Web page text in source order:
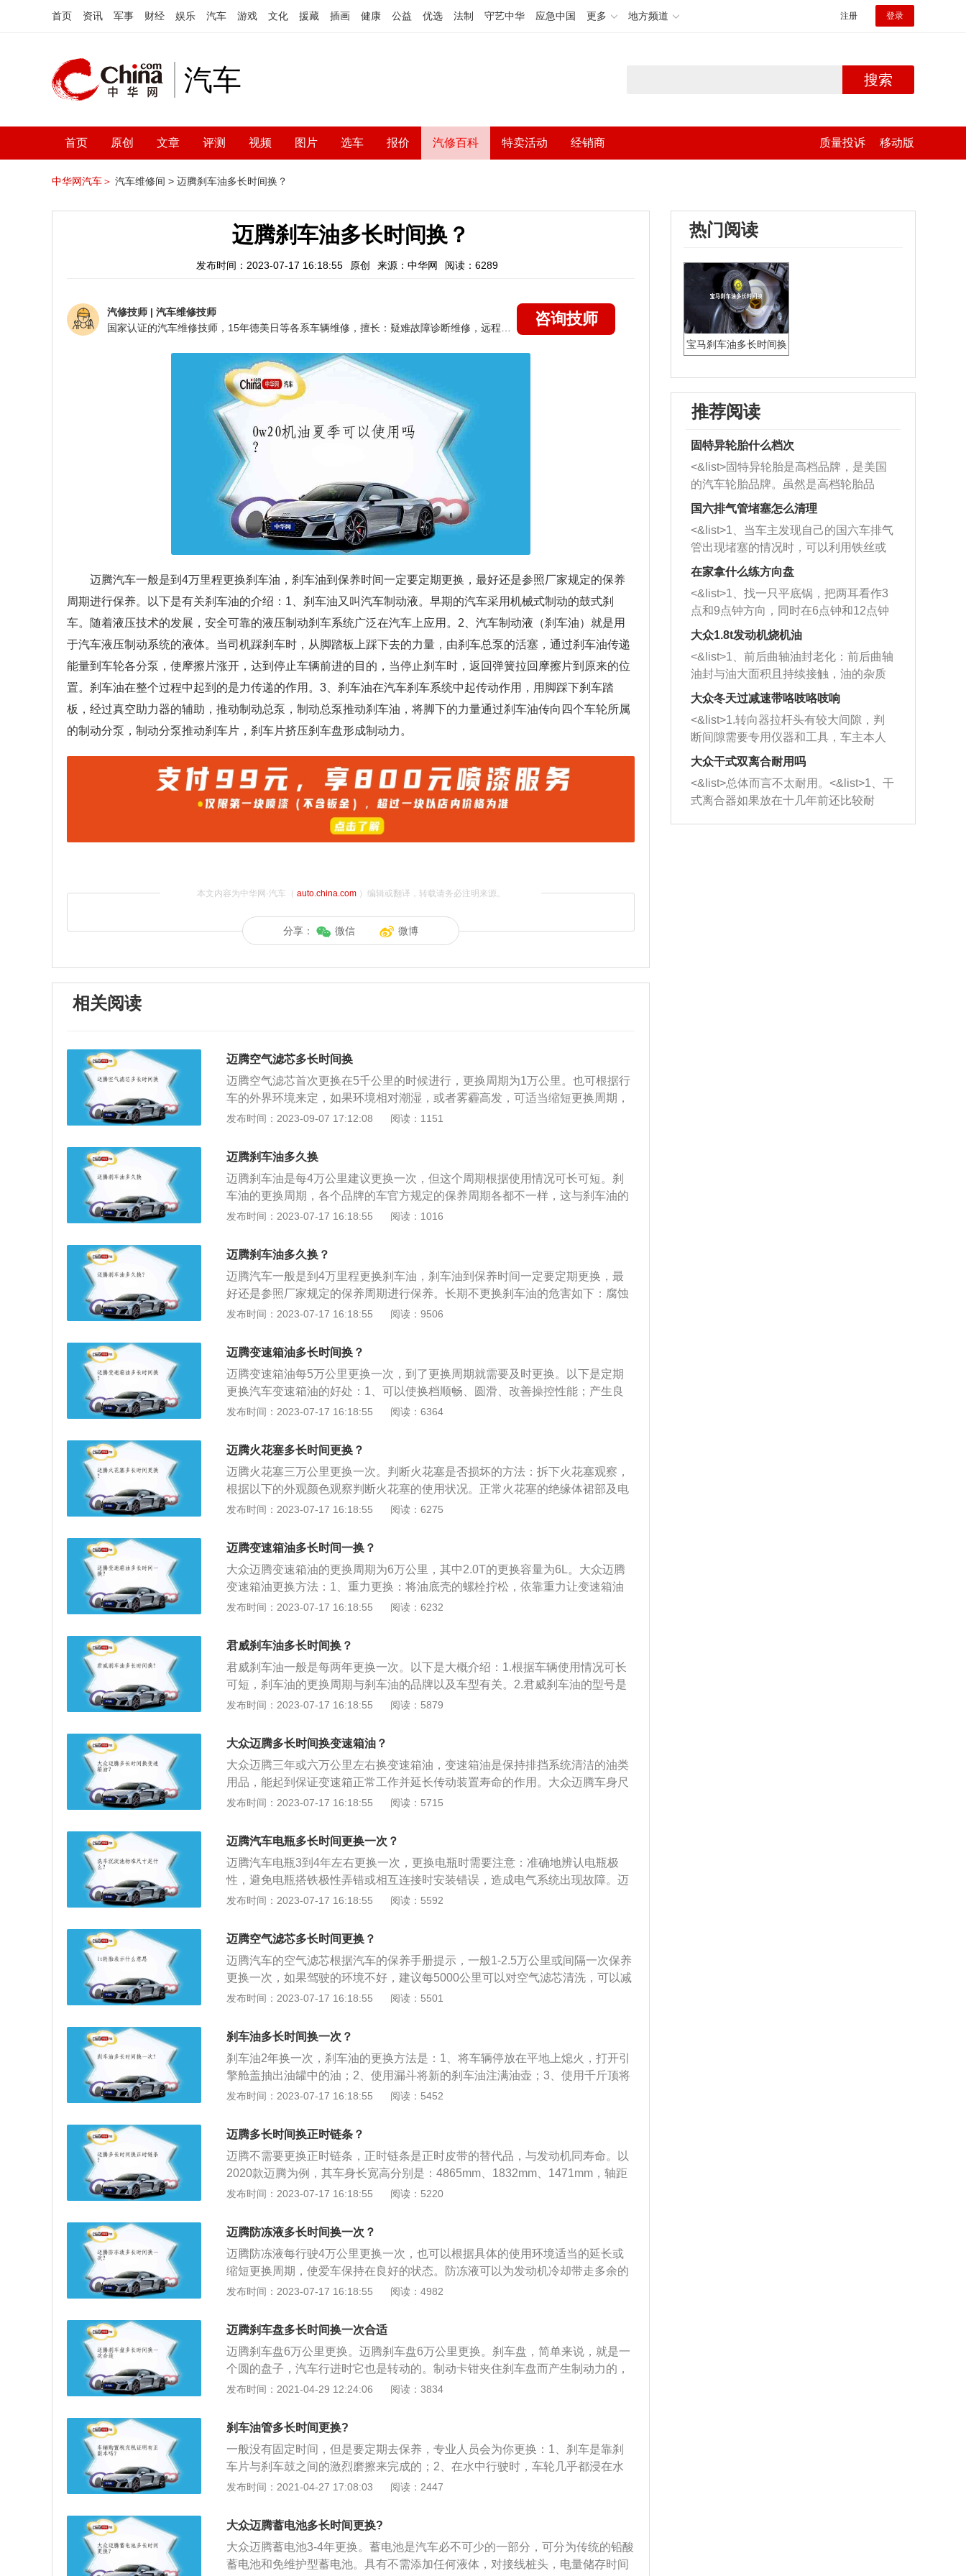
首页 资讯 军事 财经 娱乐 汽车 游戏 文化 援藏 插画 健康 公益 优选 法制 守艺中华 应急中国 更多 地方频道 注册 登录
汽车 搜索
首页 原创 文章 评测 视频 图片 选车 报价 汽修百科 特卖活动 经销商 质量投诉 移动版
中华网汽车＞ 汽车维修间 > 迈腾刹车油多长时间换？
迈腾刹车油多长时间换？
发布时间：2023-07-17 16:18:55 原创 来源：中华网 阅读：6289
汽修技师 | 汽车维修技师
咨询技师
迈腾汽车一般是到4万里程更换刹车油，刹车油到保养时间一定要定期更换，最好还是参照厂家规定的保养
周期进行保养。以下是有关刹车油的介绍：1、刹车油又叫汽车制动液。早期的汽车采用机械式制动的鼓式刹
车。随着液压技术的发展，安全可靠的液压制动刹车系统广泛在汽车上应用。2、汽车制动液（刹车油）就是用
于汽车液压制动系统的液体。当司机踩刹车时，从脚踏板上踩下去的力量，由刹车总泵的活塞，通过刹车油传递
能量到车轮各分泵，使摩擦片涨开，达到停止车辆前进的目的，当停止刹车时，返回弹簧拉回摩擦片到原来的位
置。刹车油在整个过程中起到的是力传递的作用。3、刹车油在汽车刹车系统中起传动作用，用脚踩下刹车踏
板，经过真空助力器的辅助，推动制动总泵，制动总泵推动刹车油，将脚下的力量通过刹车油传向四个车轮所属
的制动分泵，制动分泵推动刹车片，刹车片挤压刹车盘形成制动力。
本文内容为中华网·汽车（ auto.china.com）编辑或翻译，转载请务必注明来源。
分享： 微信 微博
相关阅读
迈腾空气滤芯多长时间换
迈腾空气滤芯首次更换在5千公里的时候进行，更换周期为1万公里。也可根据行
车的外界环境来定，如果环境相对潮湿，或者雾霾高发，可适当缩短更换周期，
汽车的空气滤清器滤芯根据进气形式和发动机的结构不同决定位置不同，空气滤
车、农用机车、实验室、无菌操作室及各种精密操作室中的空气过滤器。比如发
动机在工作过程中要吸进大量的空气，如果空气不经过滤清，空气中悬浮的尘埃
被吸入气缸中，就会加速活塞组及气缸的磨损，较大的颗粒进入活塞与气缸之
间，会造成严重的拉缸现象，这在干燥多沙的工作环境中尤为严重，空气滤清器
装在化油器或进气管的前方，起到滤除空气中灰尘、砂粒的作用，保证气缸中进
发布时间：2023-09-07 17:12:08 阅读：1151
迈腾刹车油多久换
迈腾刹车油是每4万公里建议更换一次，但这个周期根据使用情况可长可短。刹
车油的更换周期，各个品牌的车官方规定的保养周期各都不一样，这与刹车油的
品牌以及车型有关，刹车油有一定的腐蚀性，吸水性也比较强，现在好些维修站
油到了保养时间一定要定期更换，刹车油是否更换，主要取决于刹车油中的水含
量，由于刹车油具有很强的吸水性，随着时间推移制动管路内会产生大量的水
分。在刹车系统工作时会产生高温，刹车油中的水会气化变成气泡，这样气泡就
很容易被压缩。所以会出现刹车发软，制动无力等危险现象，也就是说刹车系统
的的制动效果，会大打折扣。所以最好定期用刹车油检测仪，来测量刹车油内部
必须尽快更换了。
发布时间：2023-07-17 16:18:55 阅读：1016
迈腾刹车油多久换？
迈腾汽车一般是到4万里程更换刹车油，刹车油到保养时间一定要定期更换，最
好还是参照厂家规定的保养周期进行保养。长期不更换刹车油的危害如下：腐蚀
制动系统：刹车油本身具有亲水性。如果长时间不更换，刹车油就会腐蚀制动系
成制动压力不足，影响到制动效果。当温度升高达到沸点时，刹车油内部的水分
就会沸腾，并产生大量的气泡。这样一来，刹车管路里存在大量气体，当踩下刹
车踏板的时候，就会明显地感觉到非常软，制动力严重不足。
发布时间：2023-07-17 16:18:55 阅读：9506
迈腾变速箱油多长时间换？
迈腾变速箱油每5万公里更换一次，到了更换周期就需要及时更换。以下是定期
更换汽车变速箱油的好处：1、可以使换档顺畅、圆滑、改善操控性能；产生良
好的抗氧化性，减少机件的锈蚀。2、良好的极压添加成份，对齿轮组提供极佳
选用高质量的品牌变速箱油，可以有效保护齿轮，降低磨损，使车辆运行更轻
松，节约燃油，还可以延长油品使用寿命，降低保养及维修费用。
发布时间：2023-07-17 16:18:55 阅读：6364
迈腾火花塞多长时间更换？
迈腾火花塞三万公里更换一次。判断火花塞是否损坏的方法：拆下火花塞观察，
根据以下的外观颜色观察判断火花塞的使用状况。正常火花塞的绝缘体裙部及电
极呈灰白色、灰黄色或浅棕色。工作正常的火花塞其绝缘体裙部为赤褐色，电极
本身并没有损坏，清除油污和沉积物后可以继续使用。如果火花塞损坏严重，顶
端出现起疤、黑色纹路、破裂、电极熔化等现象，则应找出损坏的原因，排除故
障后，更换新的火花塞，此外，如果火花塞呈现的是烟熏过的黑色，表明火花塞
冷热型选错或混合气浓，机油上窜。
发布时间：2023-07-17 16:18:55 阅读：6275
迈腾变速箱油多长时间一换？
大众迈腾变速箱油的更换周期为6万公里，其中2.0T的更换容量为6L。大众迈腾
变速箱油更换方法：1、重力更换：将油底壳的螺栓拧松，依靠重力让变速箱油
流出。优点：方法最简单，缺点：不能将变速箱油不能全部排出。2、循环机更
过压力新变速箱油会将旧变速箱油推动排出。3、拆卸油底壳换油：直接从根源
清洁，更加干净，同时可以将变速箱油滤进行清洗。
发布时间：2023-07-17 16:18:55 阅读：6232
君威刹车油多长时间换？
君威刹车油一般是每两年更换一次。以下是大概介绍：1.根据车辆使用情况可长
可短，刹车油的更换周期与刹车油的品牌以及车型有关。2.君威刹车油的型号是
DOT4。以下是君威长时间不更换刹车油的后果：虽然刹车油的更换周期比较
长会损坏整个制动系统（维修费可要高达上千元），甚至导致刹车失灵。
发布时间：2023-07-17 16:18:55 阅读：5879
大众迈腾多长时间换变速箱油？
大众迈腾三年或六万公里左右换变速箱油，变速箱油是保持排挡系统清洁的油类
用品，能起到保证变速箱正常工作并延长传动装置寿命的作用。大众迈腾车身尺
寸是：长4865mm、宽1832mm、高1471mm，轴距是2871mm，油箱容积为66
发动机，与其匹配的是7挡双离合变速箱，最大功率为110千瓦，最大功率转速为
每分钟5000到6000转，最大扭矩为250牛米，最大扭矩转速为每分钟1750到300
0转。
发布时间：2023-07-17 16:18:55 阅读：5715
迈腾汽车电瓶多长时间更换一次？
迈腾汽车电瓶3到4年左右更换一次，更换电瓶时需要注意：准确地辨认电瓶极
性，避免电瓶搭铁极性弄错或相互连接时安装错误，造成电气系统出现故障。迈
腾是一汽大众旗下一款中型车，其车身尺寸是：长4865mm、宽1832mm、高147
大功率是110kw，最大功率转速是每分钟5000到6000rpm，与其匹配的是7挡双
发布时间：2023-07-17 16:18:55 阅读：5592
迈腾空气滤芯多长时间更换？
迈腾汽车的空气滤芯根据汽车的保养手册提示，一般1-2.5万公里或间隔一次保养
更换一次，如果驾驶的环境不好，建议每5000公里可以对空气滤芯清洗，可以减
少节气门油泥的产生。汽车的空气滤清器滤芯根据进气形式和发动机的结构不同
两种，分干式和湿式的，干式的用纸或有机材料制成，湿式的用金属丝网制成。
空气滤芯的作用：过滤空气中的微粒杂质，保证气缸中进入足量清洁的空气，防
止空气中飘浮的尘埃被吸入发动机中，加速活塞组及气缸的磨损。空气滤芯：是
一种过滤器，又叫空气滤筒、空气滤清器、风格等。主要用于工程机车、汽车、
农用机车、实验室、无菌操作室及各种精密操作室中的空气过滤器。发动机在工
缸中，就会加速活塞组及气缸的磨损。较大的颗粒进入活塞与气缸之间，会造成
严重的拉缸现象，这在干燥多沙的工作环境中尤为严重。空气滤清器装在化油器
或进气管的前方，起到滤除空气中灰尘、砂粒的作用，保证气缸中进入足量、清
气不足，使燃油燃烧不充分，导致发动机工作不稳定，动力下降、耗油量增加的
中微粒杂质的装置，由一个或几个清洁空气的滤清器部件组成，其主要作用是滤
除将要进入汽缸的空气中有害杂质，以减少汽缸、活塞、活塞环、气门及气门座
的早期磨损。因此，空气在进入气缸之前，必须先经过空气滤清器的细密的过
滤，才能进入气缸。关于空气滤芯注意事项：工作了一段时间后的空气滤清器要
它去捕获更多的微小的灰尘。看上去很脏了的空气滤清器，并不代表它已经不能
正常工作了。车辆行驶的时间或里程，这些只是参考值，是否要更换是要看实际
情况，例如：它是否已经无法让足够的空气通过了。空气滤清器要保证过滤掉空
气中的杂质，同时让足够的空气进入发动机。
发布时间：2023-07-17 16:18:55 阅读：5501
刹车油多长时间换一次？
刹车油2年换一次，刹车油的更换方法是：1、将车辆停放在平地上熄火，打开引
擎舱盖抽出油罐中的油；2、使用漏斗将新的刹车油注满油壶；3、使用千斤顶将
车辆顶起，从后轮开始卸轮胎；4、取掉刹车分泵上的橡胶防尘帽；5、使用扳手
观察放油情况直至引擎舱内储油罐的油量达到下限。刹车油有蓖麻油醇型、合成
型和矿油型。
发布时间：2023-07-17 16:18:55 阅读：5452
迈腾多长时间换正时链条？
迈腾不需要更换正时链条，正时链条是正时皮带的替代品，与发动机同寿命。以
2020款迈腾为例，其车身长宽高分别是：4865mm、1832mm、1471mm，轴距
为2871mm，油箱容积为66l，行李箱容积为533l。2020款迈腾前悬挂是麦弗逊式
最大马力是150ps，最大功率是110kw，最大扭矩是250nm，与其匹配的是7挡双
离合变速箱。
发布时间：2023-07-17 16:18:55 阅读：5220
迈腾防冻液多长时间换一次？
迈腾防冻液每行驶4万公里更换一次，也可以根据具体的使用环境适当的延长或
缩短更换周期，使爱车保持在良好的状态。防冻液可以为发动机冷却带走多余的
热量，同时防止冬季管路内的冷却水结冰而胀裂散热器，以及冻坏发动机气缸体
萨特B6关系紧密的FutureB6，这也是一汽大众建厂以来生产和销售的第一款B级
轿车。在车身尺寸方面，这款车的长宽高分别为4866mm、1832mm、1464m
m，轴距为2812mm。
发布时间：2023-07-17 16:18:55 阅读：4982
迈腾刹车盘多长时间换一次合适
迈腾刹车盘6万公里更换。迈腾刹车盘6万公里更换。刹车盘，简单来说，就是一
个圆的盘子，汽车行进时它也是转动的。制动卡钳夹住刹车盘而产生制动力的，
踩刹车时就是它夹住刹车盘起到减速或者停车的作用。刹车盘制动效果好，且比
在连续踩踏刹车时比较不会造成刹车衰退而使刹车失灵的现象；2、刹车盘在沿
厚度方向的热膨胀量极小，受热之后尺寸的改变并不使踩刹车踏板的行程增加；
3、盘式刹车系统的反应快速，可做高频率的刹车动作，因而较为符合ABS系统
的需求；4、盘式刹车没有鼓式刹车的摩擦助势作用，因此左右车轮的刹车力量
比较平均；5、因刹车盘的排水性较佳，可以降低因为水或泥沙造成刹车不良的
整，并且容易维修。迈腾刹车盘6万公里更换。
发布时间：2021-04-29 12:24:06 阅读：3834
刹车油管多长时间更换?
一般没有固定时间，但是要定期去保养，专业人员会为你更换：1、刹车是靠刹
车片与刹车鼓之间的激烈磨擦来完成的；2、在水中行驶时，车轮几乎都浸在水
中，使得刹车片与刹车鼓之间留下一层水膜，就像涂抹了润滑油一样，使刹车片
种刹车失灵的现象来得非常快，在离水后边走边踩刹车，连续几次，刹车片与刹
车鼓之间的水滴就会被擦掉；3、这种刹车失灵的现象对于采用碟形刹车系统的
汽车来说几乎不会发生，因为碟形刹车系统的刹车片面积很小，碟盘外围又全部
暴露在外面，留不住水滴。由于车轮转动时离心力的作用，碟盘上的水滴会自动
发布时间：2021-04-27 17:08:03 阅读：2447
大众迈腾蓄电池多长时间更换?
大众迈腾蓄电池3-4年更换。蓄电池是汽车必不可少的一部分，可分为传统的铅酸
蓄电池和免维护型蓄电池。具有不需添加任何液体，对接线桩头，电量储存时间
热门阅读
宝马刹车油多长时间换
推荐阅读
固特异轮胎什么档次
<&list>固特异轮胎是高档品牌，是美国
的汽车轮胎品牌。虽然是高档轮胎品
牌，但是中高低端的轮胎都有生产，这
也是为了更好的开拓市场。
国六排气管堵塞怎么清理
<&list>1、当车主发现自己的国六车排气
管出现堵塞的情况时，可以利用铁丝或
者是细棍，直接将杂物给取出来，如果
堵塞情况比较严重，也可以采取应急措
施。 <&list>2、直接利用木棍将所有的
杂物推到排气管里面的位置处，然后将
三元催化器拆解开，就可以将堵塞的东
西取出来。但如果是因为积碳过多引起
的堵塞，就需要将三元催化器泡在草酸
洗剂对堵塞的情况得到解决，将清洗剂
放在燃油箱中，与燃油混合后，车辆启
动时，就可以和汽油一起进入到燃烧
室，最后形成废气排出，就可以让三元
催化器得到清洗，排气管堵塞的情况就
能够得到解决。
在家拿什么练方向盘
<&list>1、找一只平底锅，把两耳看作3
点和9点钟方向，同时在6点钟和12点钟
方向做一个标记。 <&list>2、双手握住
一圈半的练习，往右同样也要打相同的
圈数。 <&list>3、最后强调要反复练
习，这样就可以形成肌肉记忆，在真实
驾驶车辆时，不需要记忆也能打好方
向。
大众1.8t发动机烧机油
<&list>1、前后曲轴油封老化：前后曲轴
油封与油大面积且持续接触，油的杂质
和发动机内持续温度变化使其密封效果
逐渐减弱，导致渗油或漏油。<&list>2、
活塞间隙过大：积碳会使活塞环与缸体
的间隙扩大，导致机油流入燃烧室中，
造成烧机油。<&list>3、机油粘度。使用
机油粘度过小的话，同样会有烧机油现
象，机油粘度过小具有很好的流动性，
大众冬天过减速带咯吱咯吱响
<&list>1.转向器拉杆头有较大间隙，判
断间隙需要专用仪器和工具，车主本人
无法制作，需要将车辆送到修理厂或4s
店；<&list>2.车辆半轴套管防尘罩破
裂，破裂后会出现漏油现象，使半轴磨
损严重，磨损的半轴容易损坏，产生异
响；<&list>3.稳定器的转向胶套和球头
大众干式双离合耐用吗
<&list>总体而言不太耐用。<&list>1、干
式离合器如果放在十几年前还比较耐